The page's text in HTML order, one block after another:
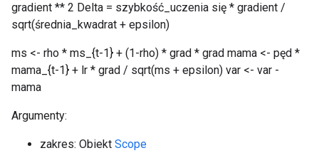
gradient ** 2 Delta = szybkość_uczenia się * gradient /
sqrt(średnia_kwadrat + epsilon)
ms <- rho * ms_{t-1} + (1-rho) * grad * grad mama <- pęd *
mama_{t-1} + lr * grad / sqrt(ms + epsilon) var <- var -
mama
Argumenty:
zakres: Obiekt Scope